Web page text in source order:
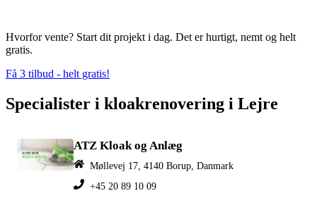
Hvorfor vente? Start dit projekt i dag. Det er hurtigt, nemt og helt
gratis.
Få 3 tilbud - helt gratis!
Specialister i kloakrenovering i Lejre
ATZ Kloak og Anlæg
Møllevej 17, 4140 Borup, Danmark
+45 20 89 10 09